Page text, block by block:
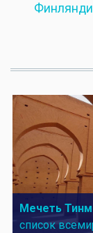
Мечеть
список